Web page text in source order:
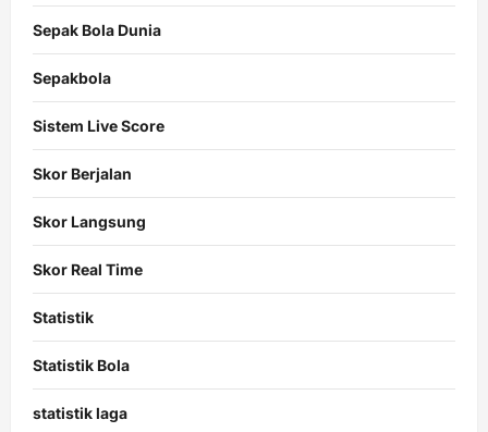
Sepak Bola Dunia
Sepakbola
Sistem Live Score
Skor Berjalan
Skor Langsung
Skor Real Time
Statistik
Statistik Bola
statistik laga